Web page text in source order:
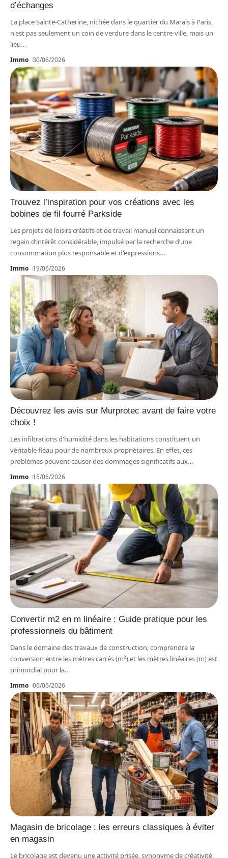
d’échanges
La place Sainte-Catherine, nichée dans le quartier du Marais à Paris,
n'est pas seulement un coin de verdure dans le centre-ville, mais un
lieu…
Immo 30/06/2026
Trouvez l’inspiration pour vos créations avec les
bobines de fil fourré Parkside
Les projets de loisirs créatifs et de travail manuel connaissent un
regain d’intérêt considérable, impulsé par la recherche d’une
consommation plus responsable et d'expressions…
Immo 19/06/2026
Découvrez les avis sur Murprotec avant de faire votre
choix !
Les infiltrations d'humidité dans les habitations constituent un
véritable fléau pour de nombreux propriétaires. En effet, ces
problèmes peuvent causer des dommages significatifs aux…
Immo 15/06/2026
Convertir m2 en m linéaire : Guide pratique pour les
professionnels du bâtiment
Dans le domaine des travaux de construction, comprendre la
conversion entre les mètres carrés (m²) et les mètres linéaires (m) est
primordial pour la…
Immo 06/06/2026
Magasin de bricolage : les erreurs classiques à éviter
en magasin
Le bricolage est devenu une activité prisée, synonyme de créativité